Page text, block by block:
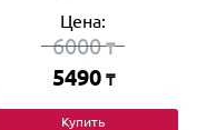
Цена:
6000₸
5490 ₸
Купить